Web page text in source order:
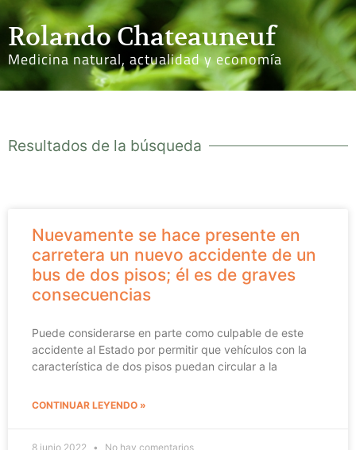
Rolando Chateauneuf
Medicina natural, actualidad y economía
Resultados de la búsqueda
Nuevamente se hace presente en
carretera un nuevo accidente de un
bus de dos pisos; él es de graves
consecuencias
Puede considerarse en parte como culpable de este
accidente al Estado por permitir que vehículos con la
característica de dos pisos puedan circular a la
CONTINUAR LEYENDO »
8 junio 2022 No hay comentarios